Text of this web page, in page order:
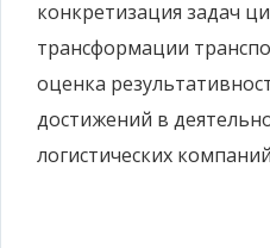
конкретизация задач
трансформации
оценка
достижений в
логистических